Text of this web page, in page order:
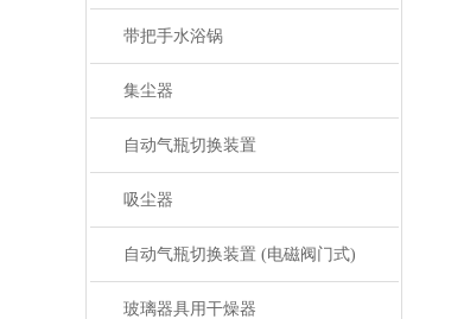
带把手水浴锅
集尘器
自动气瓶切换装置
吸尘器
自动气瓶切换装置 (电磁阀门式)
玻璃器具用干燥器